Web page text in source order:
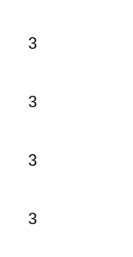
3
3
3
3